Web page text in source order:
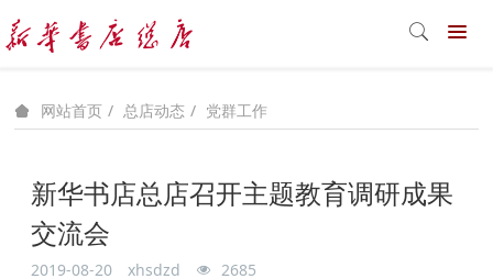
网站首页 总店动态 党群工作
新华书店总店召开主题教育调研成果
交流会
2019-08-20 xhsdzd 2685